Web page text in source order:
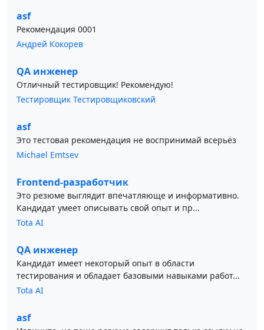
asf
Рекомендация 0001
Андрей Кокорев
QA инженер
Отличный тестировщик! Рекомендую!
Тестировщик Тестировщиковский
asf
Это тестовая рекомендация не воспринимай всерьёз
Michael Emtsev
Frontend-разработчик
Это резюме выглядит впечатляюще и информативно.
Кандидат умеет описывать свой опыт и пр...
Tota AI
QA инженер
Кандидат имеет некоторый опыт в области
тестирования и обладает базовыми навыками работ...
Tota AI
asf